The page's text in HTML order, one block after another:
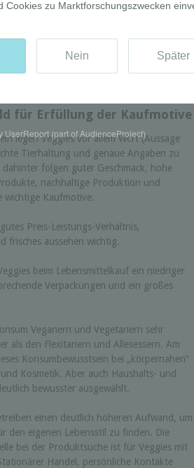
in Lebensmitteln eine starke Rolle.
– der Klimawandel wirkt sich jedenfalls auf
aus: Ein Viertel der
haben wegen des Klimawandels
für Erfüllung der Kaufmotive
legen Veggies vor allem Wert (Aussage
Tierhaltung und genaue Angaben zu
folgen guter Geschmack, hohe
nachhaltige Produktion und
wichtige Kaufmotive.
Preis-Leistungs-Verhältnis,
frisches aussehen wichtig.
beim Lebensmittelkauf ein niedriger
Verpackungen und ein großes
Veganern und Vegetariern sehr
als den Flexitariern und Allesessern. Am
Konsumbewusstsein bei „körpernahen“
Kosmetik. Aber auch Haushalts- und
bewusster ausgewählt.
einen deutlich höheren Aufwand, um
den eigenen Lebensstil zu finden. Die
bei der Produktsuche ist für Veggies mit
Handel, persönliche Kontakte
UserReport (part of AudienceProject)